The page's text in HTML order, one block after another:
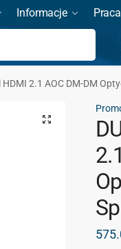
Informacje
Szukaj
HDMI 2.1 AOC DM-DM